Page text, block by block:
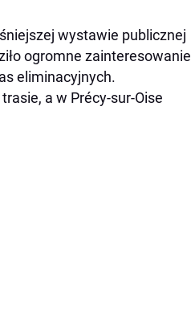
wystawie publicznej
ogromne zainteresowanie
eliminacyjnych.
a w Précy-sur-Oise